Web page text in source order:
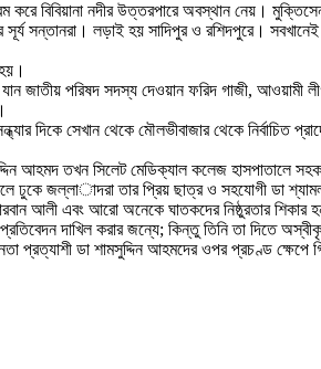
বিবিয়ানা নদীর উত্তরপারে অবস্থান নেয়।
সূর্য সন্তানরা। লড়াই হয় সাদিপুর ও রশিদপুরে।
জাতীয় পরিষদ সদস্য দেওয়ান ফরিদ গাজী, আওয়ামী
দিকে সেখান থেকে মৌলভীবাজার থেকে নির্বাচিত
আহমদ তখন সিলেট মেডিক্যাল কলেজ হাসপাতালে
ঢুকে জল্লা­াদরা তার প্রিয় ছাত্র ও সহযোগী ডা
আলী এবং আরো অনেকে ঘাতকদের নিষ্ঠুরতার শিকার
দাখিল করার জন্যে; কিন্তু তিনি তা দিতে
প্রত্যাশী ডা শামসুদ্দিন আহমদের ওপর প্রচণ্ড